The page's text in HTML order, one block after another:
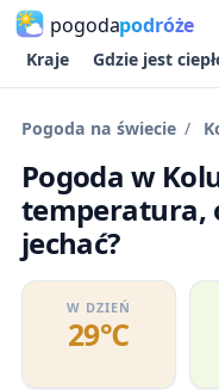
pogodapodróże
Kraje Gdzie jest
Pogoda na świecie
Pogoda w
temperatura,
jechać?
W DZIEŃ
29℃